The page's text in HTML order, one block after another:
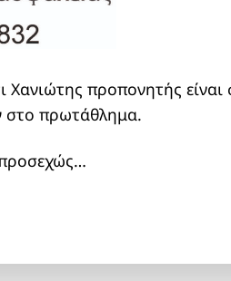
προπονητής
στο πρωτάθλημα.